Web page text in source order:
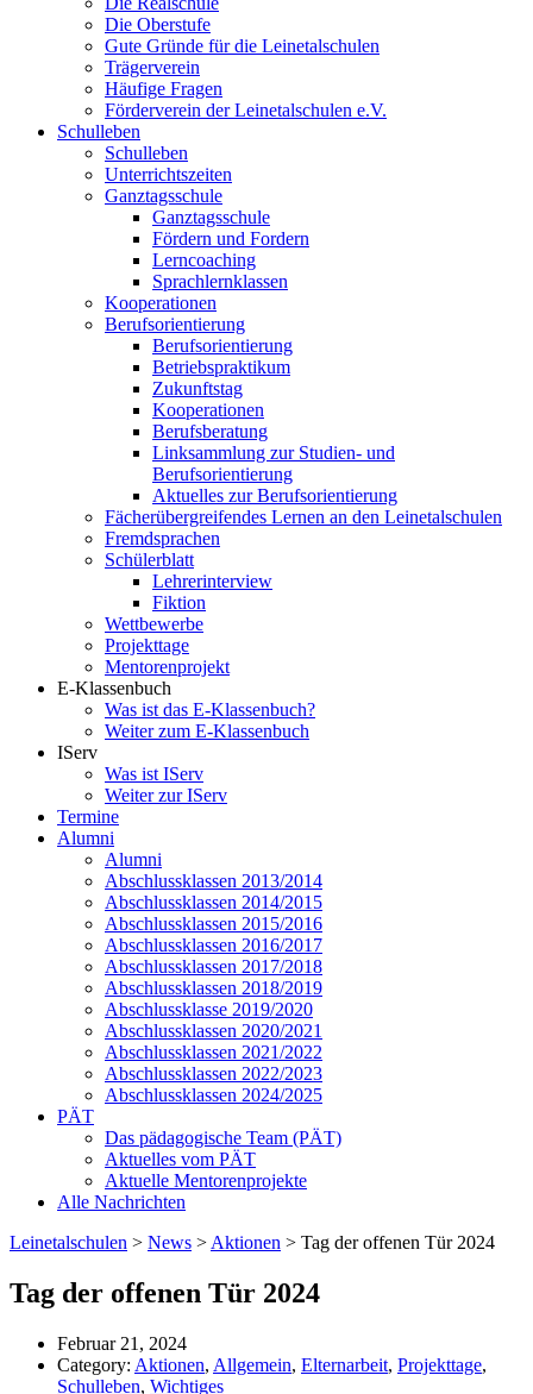
Die Oberstufe
Gute Gründe für die Leinetalschulen
Trägerverein
Häufige Fragen
Förderverein der Leinetalschulen e.V.
Schulleben
Schulleben
Unterrichtszeiten
Ganztagsschule
Ganztagsschule
Fördern und Fordern
Lerncoaching
Sprachlernklassen
Kooperationen
Berufsorientierung
Berufsorientierung
Betriebspraktikum
Zukunftstag
Kooperationen
Berufsberatung
Linksammlung zur Studien- und
Berufsorientierung
Aktuelles zur Berufsorientierung
Fächerübergreifendes Lernen an den Leinetalschulen
Fremdsprachen
Schülerblatt
Lehrerinterview
Fiktion
Wettbewerbe
Projekttage
Mentorenprojekt
E-Klassenbuch
Was ist das E-Klassenbuch?
Weiter zum E-Klassenbuch
IServ
Was ist IServ
Weiter zur IServ
Termine
Alumni
Alumni
Abschlussklassen 2013/2014
Abschlussklassen 2014/2015
Abschlussklassen 2015/2016
Abschlussklassen 2016/2017
Abschlussklassen 2017/2018
Abschlussklassen 2018/2019
Abschlussklasse 2019/2020
Abschlussklassen 2020/2021
Abschlussklassen 2021/2022
Abschlussklassen 2022/2023
Abschlussklassen 2024/2025
PÄT
Das pädagogische Team (PÄT)
Aktuelles vom PÄT
Aktuelle Mentorenprojekte
Alle Nachrichten
Leinetalschulen > News > Aktionen > Tag der offenen Tür 2024
Tag der offenen Tür 2024
Februar 21, 2024
Category: Aktionen, Allgemein, Elternarbeit, Projekttage,
Schulleben, Wichtiges